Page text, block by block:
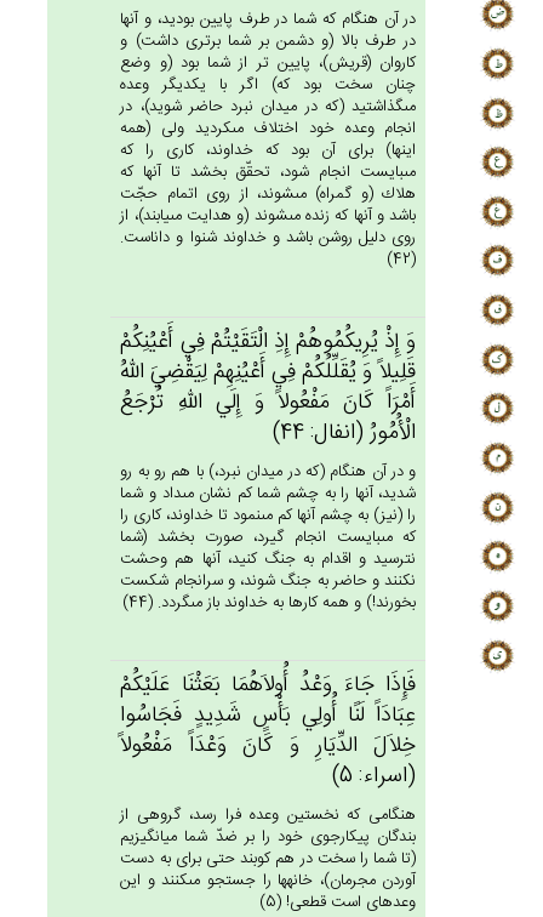
در آن هنگام كه شما در طرف پايين بوديد، و آنها
در طرف بالا (و دشمن بر شما برترى داشت) و
كاروان (قريش)، پايين تر از شما بود (و وضع
چنان سخت بود كه) اگر با يكديگر وعده
مى‏گذاشتيد (كه در ميدان نبرد حاضر شويد)، در
انجام وعده خود اختلاف مى‏كرديد ولى (همه
اينها) براى آن بود كه خداوند، كارى را كه
مى‏بايست انجام شود، تحقّق بخشد تا آنها كه
هلاك (و گمراه) مى‏شوند، از روى اتمام حجّت
باشد و آنها كه زنده مى‏شوند (و هدايت مى‏يابند)، از
روى دليل روشن باشد و خداوند شنوا و داناست.
(42)
وَ إِذْ يُرِيكُمُوهُم‌ْ إِذِ الْتَقَيْتُم‌ْ فِي‌ أَعْيُنِكُم‌ْ
قَلِيلاً وَ يُقَلِّلُكُم‌ْ فِي‌ أَعْيُنِهِم‌ْ لِيَقْضِي‌َ الله‌ُ
أَمْرَاً كَان‌َ مَفْعُولاً وَ إِلَي‌ الله‌ِ تُرْجَع‌ُ
الْأُمُورُ (انفال: 44)
و در آن هنگام (كه در ميدان نبرد،) با هم رو به رو
شديد، آنها را به چشم شما كم نشان مى‏داد و شما
را (نيز) به چشم آنها كم مى‏نمود تا خداوند، كارى را
كه مى‏بايست انجام گيرد، صورت بخشد (شما
نترسيد و اقدام به جنگ كنيد، آنها هم وحشت
نكنند و حاضر به جنگ شوند، و سرانجام شكست
بخورند!) و همه كارها به خداوند باز مى‏گردد. (44)
فَإِذَا جَاءَ وَعْدُ أُولاَهُمَا بَعَثْنَا عَلَيْكُم‌ْ
عِبَادَاً لَنََا أُولِي‌ بَأْس‌ٍ شَدِيدٍ فَجَاسُوا
خِلاَل‌َ الدِّيَارِ وَ كَان‌َ وَعْدَاً مَفْعُولاً
(اسراء: 5)
هنگامى كه نخستين وعده فرا رسد، گروهى از
بندگان پيكارجوى خود را بر ضدّ شما ميانگيزيم
(تا شما را سخت در هم كوبند حتى براى به دست
آوردن مجرمان)، خانه‏ها را جستجو مى‏كنند و اين
وعده‏اى است قطعى! (5)